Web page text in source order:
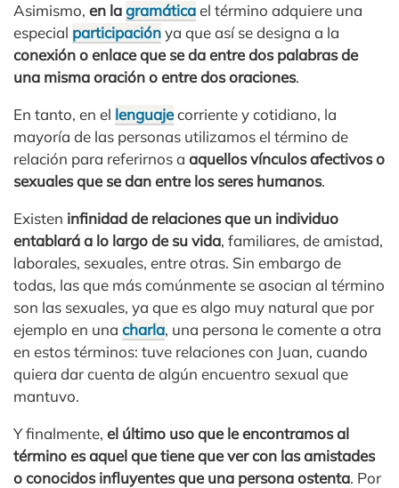
Asimismo, en lagramáticael término adquiere una
especial participaciónya que así se designa a la
conexión o enlace que se da entre dos palabras de
una misma oración o entre dos oraciones.
En tanto, en el lenguajecorriente y cotidiano, la
mayoría de las personas utilizamos el término de
relación para referirnos a aquellos vínculos afectivos o
sexuales que se dan entre los seres humanos.
Existen infinidad de relaciones que un individuo
entablará a lo largo de su vida, familiares, de amistad,
laborales, sexuales, entre otras. Sin embargo de
todas, las que más comúnmente se asocian al término
son las sexuales, ya que es algo muy natural que por
ejemplo en una charla, una persona le comente a otra
en estos términos: tuve relaciones con Juan, cuando
quiera dar cuenta de algún encuentro sexual que
mantuvo.
Y finalmente, el último uso que le encontramos al
término es aquel que tiene que ver con las amistades
o conocidos influyentes que una persona ostenta. Por